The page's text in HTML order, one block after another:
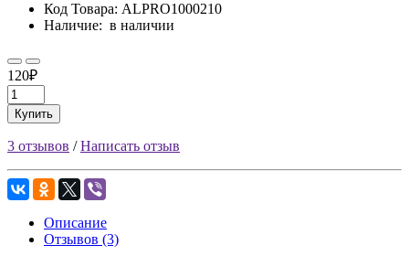
Код Товара: ALPRO1000210
Наличие: в наличии
120₽
Купить
3 отзывов /Написать отзыв
Описание
Отзывов (3)